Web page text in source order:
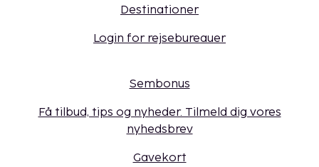
Destinationer
Login for rejsebureauer
Sembonus
Få tilbud, tips og nyheder. Tilmeld dig vores
nyhedsbrev
Gavekort